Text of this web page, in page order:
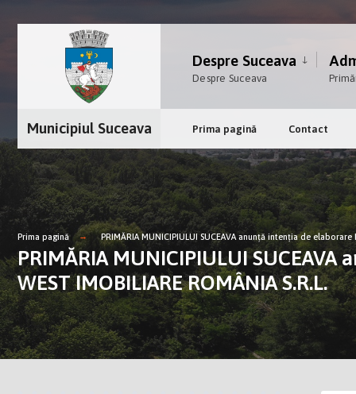
Despre Suceava
Despre Suceava
Municipiul Suceava Prima pagină Contact
Prima pagină PRIMĂRIA MUNICIPIULUI SUCEAVA anunţă intenţia de
PRIMĂRIA MUNICIPIULUI
WEST IMOBILIARE ROMÂNIA S.R.L.